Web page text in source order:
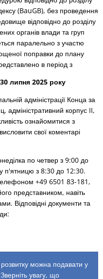
(BauGB), без проведення
відповідно до розділу
органів влади та груп
паралельно з участю
поправки до плану
в період з
липня 2025 року
адміністрації Конца за
корпус II,
ознайомитися з
свої коментарі
по четвер з 9:00 до
п'ятницю з 8:30 до 12:30.
+49 6501 83-181,
представником, навіть
Відповідні документи та
можна подавати у
увагу, що